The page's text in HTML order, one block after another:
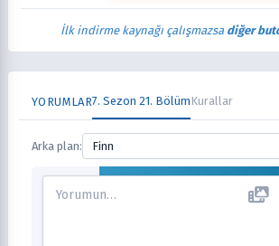
İlk indirme kaynağı çalışmazsa diğer
YORUMLAR7. Sezon 21. BölümKurallar
Arka plan: Finn